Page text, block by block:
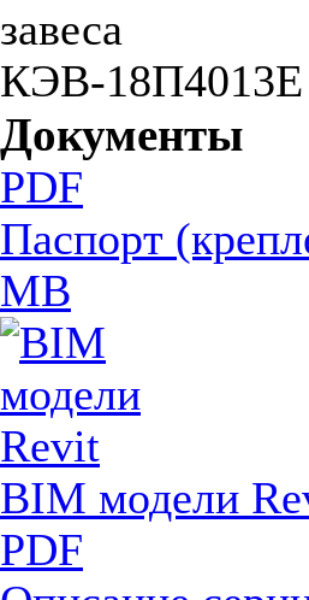
Документы
PDF
Паспорт
MB
BIM модели
PDF